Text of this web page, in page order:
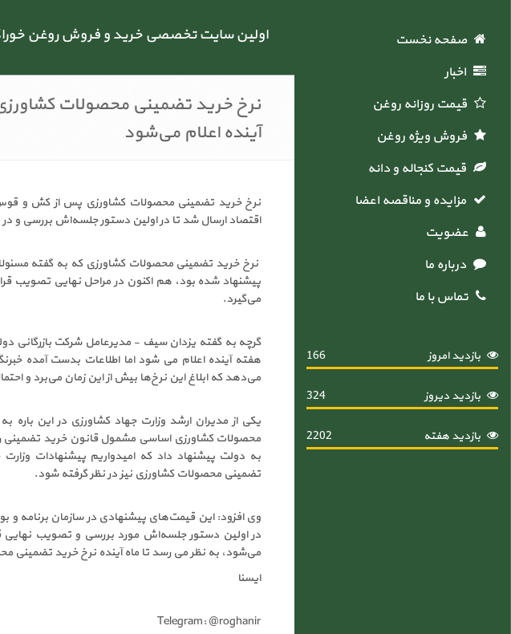
اولین سایت تخصصی خرید و فروش روغن
صفحه نخست
اخبار
قیمت روزانه روغن
فروش ویژه روغن
قیمت کنجاله و دانه
مزایده و مناقصه اعضاء
عضویت
درباره ما
تماس با ما
بازدید امروز 166
بازدید دیروز 324
بازدید هفته 2202
نرخ خرید تضمینی محصولات کشاورزی
آینده اعلام می‌شود
نرخ خرید تضمینی محصولات کشاورزی پس از کش و
اقتصاد ارسال شد تا در اولین دستور جلسه‌اش بررسی و
نرخ خرید تضمینی محصولات کشاورزی که به گفته
پیشنهاد شده بود، هم اکنون در مراحل نهایی تصویب
می‌گیرد.
گرچه به گفته یزدان سیف - مدیرعامل شرکت بازرگانی
هفته آینده اعلام می شود اما اطلاعات بدست آمده
می‌دهد که ابلاغ این نرخ‌ها بیش از این زمان می‌برد و
یکی از مدیران ارشد وزارت جهاد کشاورزی در این باره
محصولات کشاورزی اساسی مشمول قانون خرید
به دولت پیشنهاد داد که امیدواریم پیشنهادات
تضمینی محصولات کشاورزی نیز در نظر گرفته شود.
وی افزود: این قیمت‌های پیشنهادی در سازمان برنامه و
در اولین دستور جلسه‌اش مورد بررسی و تصویب نهایی
می‌شود، به نظر می رسد تا ماه آینده نرخ خرید تضمینی محصولات کشاورزی
ایسنا
Telegram: @roghanir